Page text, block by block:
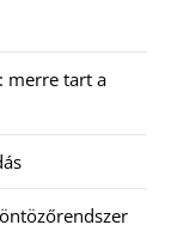
merre tart a